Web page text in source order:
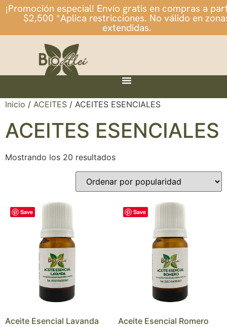
¡Promoción especial! Envío gratis en compras a
$2,500 *Aplica restricciones. No válido en
extendidas.
Inicio / ACEITES / ACEITES ESENCIALES
ACEITES ESENCIALES
Mostrando los 20 resultados
Save
Aceite Esencial Lavanda
Save
Aceite Esencial Romero